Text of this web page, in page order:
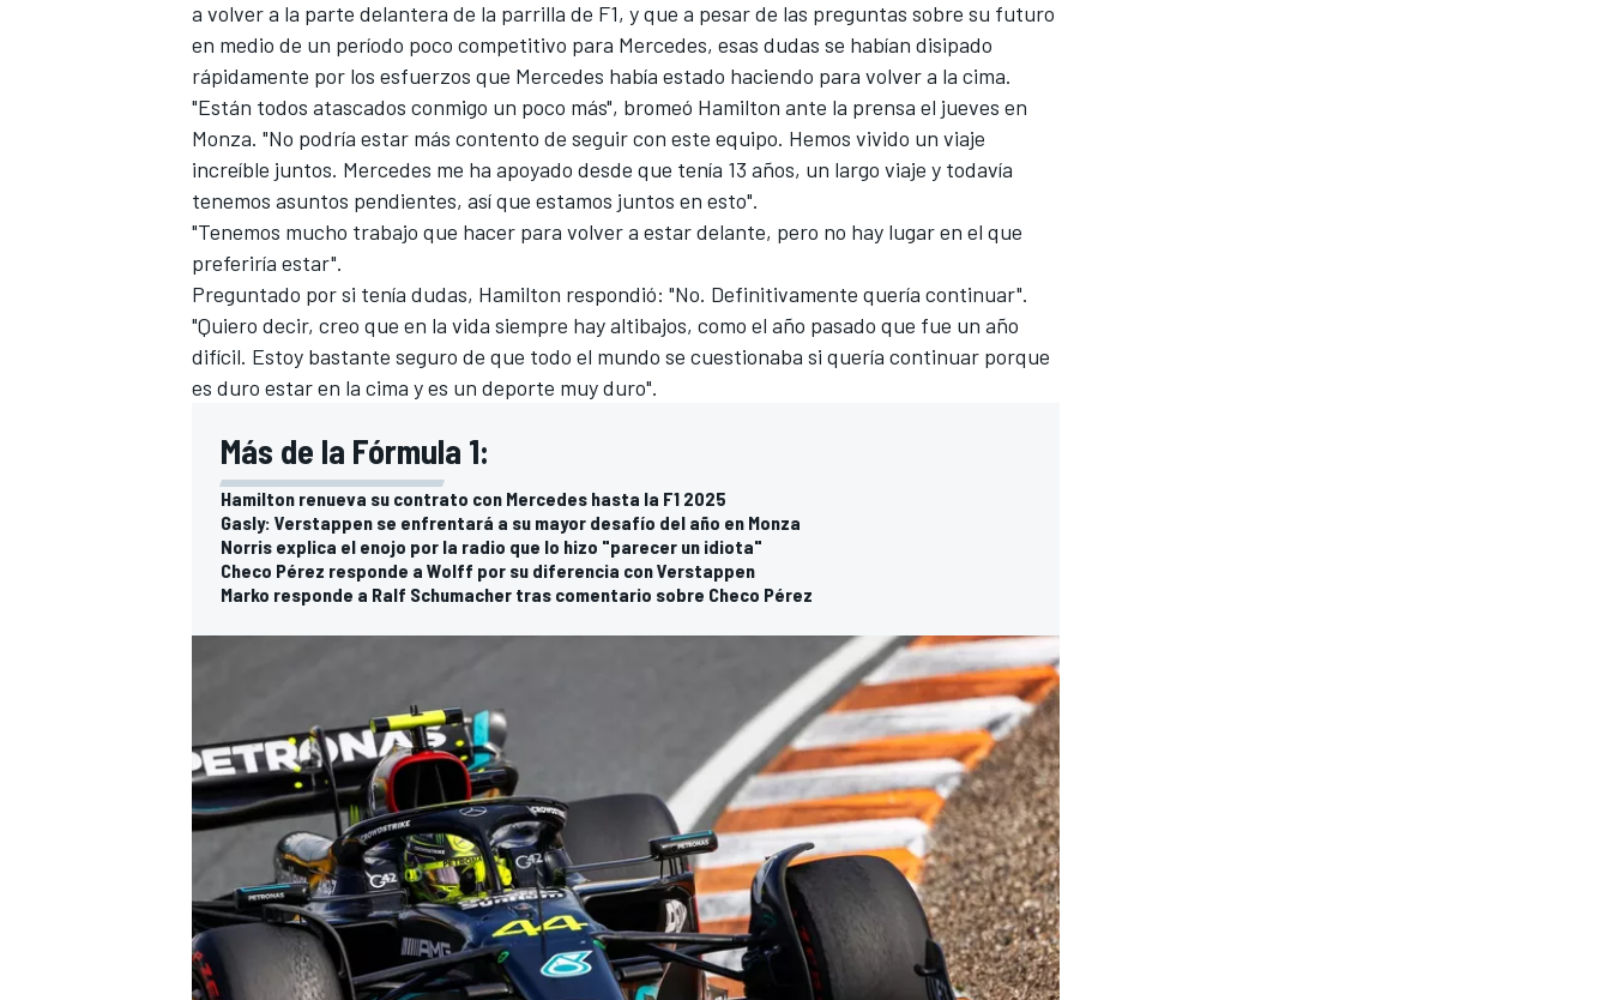
FÓRMULA E
WRC
a volver a la parte delantera de la parrilla de F1, y que a pesar de las preguntas sobre su futuro
en medio de un período poco competitivo para Mercedes, esas dudas se habían disipado
rápidamente por los esfuerzos que Mercedes había estado haciendo para volver a la cima.
"Están todos atascados conmigo un poco más", bromeó Hamilton ante la prensa el jueves en
Monza. "No podría estar más contento de seguir con este equipo. Hemos vivido un viaje
increíble juntos. Mercedes me ha apoyado desde que tenía 13 años, un largo viaje y todavía
tenemos asuntos pendientes, así que estamos juntos en esto".
"Tenemos mucho trabajo que hacer para volver a estar delante, pero no hay lugar en el que
preferiría estar".
Preguntado por si tenía dudas, Hamilton respondió: "No. Definitivamente quería continuar".
"Quiero decir, creo que en la vida siempre hay altibajos, como el año pasado que fue un año
difícil. Estoy bastante seguro de que todo el mundo se cuestionaba si quería continuar porque
es duro estar en la cima y es un deporte muy duro".
Más de la Fórmula 1:
Hamilton renueva su contrato con Mercedes hasta la F1 2025
Gasly: Verstappen se enfrentará a su mayor desafío del año en Monza
Norris explica el enojo por la radio que lo hizo "parecer un idiota"
Checo Pérez responde a Wolff por su diferencia con Verstappen
Marko responde a Ralf Schumacher tras comentario sobre Checo Pérez